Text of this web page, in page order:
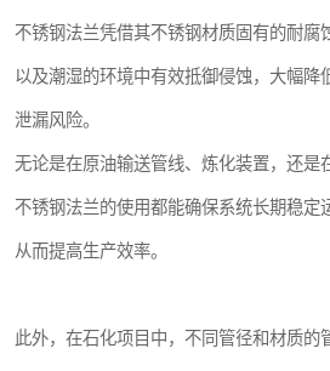
不锈钢法兰凭借其不锈钢材质固有的耐腐
以及潮湿的环境中有效抵御侵蚀，大幅降
泄漏风险。
无论是在原油输送管线、炼化装置，还是
不锈钢法兰的使用都能确保系统长期稳定
从而提高生产效率。
此外，在石化项目中，不同管径和材质的